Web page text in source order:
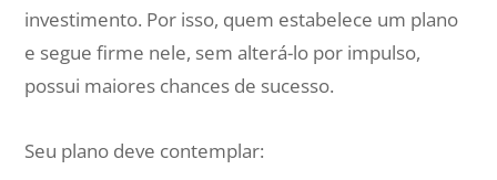
investimento. Por isso, quem estabelece um plano
e segue firme nele, sem alterá-lo por impulso,
possui maiores chances de sucesso.
Seu plano deve contemplar: